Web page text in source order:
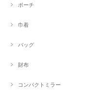
ポーチ
巾着
バッグ
財布
コンパクトミラー